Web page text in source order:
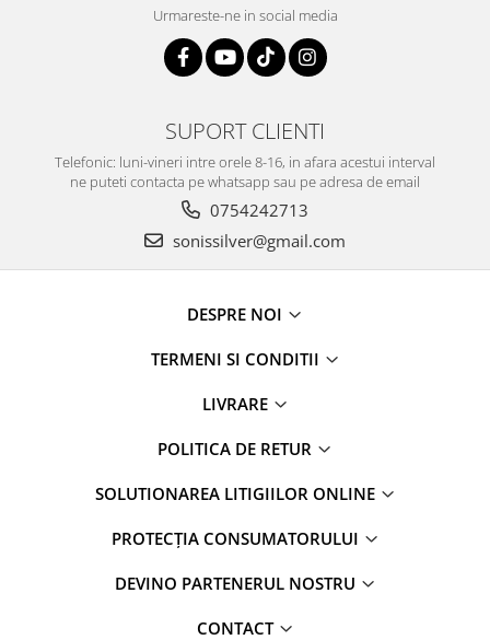
Urmareste-ne in social media
SUPORT CLIENTI
Telefonic: luni-vineri intre orele 8-16, in afara acestui interval
ne puteti contacta pe whatsapp sau pe adresa de email
0754242713
sonissilver@gmail.com
DESPRE NOI
TERMENI SI CONDITII
LIVRARE
POLITICA DE RETUR
SOLUTIONAREA LITIGIILOR ONLINE
PROTECȚIA CONSUMATORULUI
DEVINO PARTENERUL NOSTRU
CONTACT